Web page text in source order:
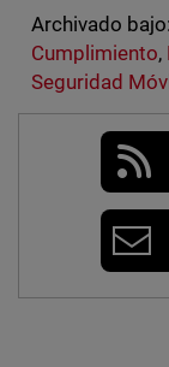
Archivado bajo:
Cumplimiento,
Seguridad